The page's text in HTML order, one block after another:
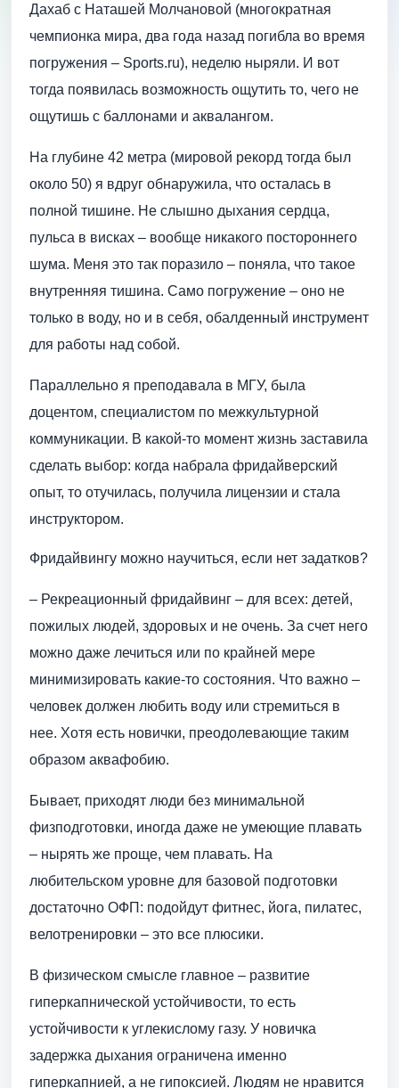
Дахаб с Наташей Молчановой (многократная
чемпионка мира, два года назад погибла во время
погружения – Sports.ru), неделю ныряли. И вот
тогда появилась возможность ощутить то, чего не
ощутишь с баллонами и аквалангом.
На глубине 42 метра (мировой рекорд тогда был
около 50) я вдруг обнаружила, что осталась в
полной тишине. Не слышно дыхания сердца,
пульса в висках – вообще никакого постороннего
шума. Меня это так поразило – поняла, что такое
внутренняя тишина. Само погружение – оно не
только в воду, но и в себя, обалденный инструмент
для работы над собой.
Параллельно я преподавала в МГУ, была
доцентом, специалистом по межкультурной
коммуникации. В какой-то момент жизнь заставила
сделать выбор: когда набрала фридайверский
опыт, то отучилась, получила лицензии и стала
инструктором.
Фридайвингу можно научиться, если нет задатков?
– Рекреационный фридайвинг – для всех: детей,
пожилых людей, здоровых и не очень. За счет него
можно даже лечиться или по крайней мере
минимизировать какие-то состояния. Что важно –
человек должен любить воду или стремиться в
нее. Хотя есть новички, преодолевающие таким
образом аквафобию.
Бывает, приходят люди без минимальной
физподготовки, иногда даже не умеющие плавать
– нырять же проще, чем плавать. На
любительском уровне для базовой подготовки
достаточно ОФП: подойдут фитнес, йога, пилатес,
велотренировки – это все плюсики.
В физическом смысле главное – развитие
гиперкапнической устойчивости, то есть
устойчивости к углекислому газу. У новичка
задержка дыхания ограничена именно
гиперкапнией, а не гипоксией. Людям не нравится